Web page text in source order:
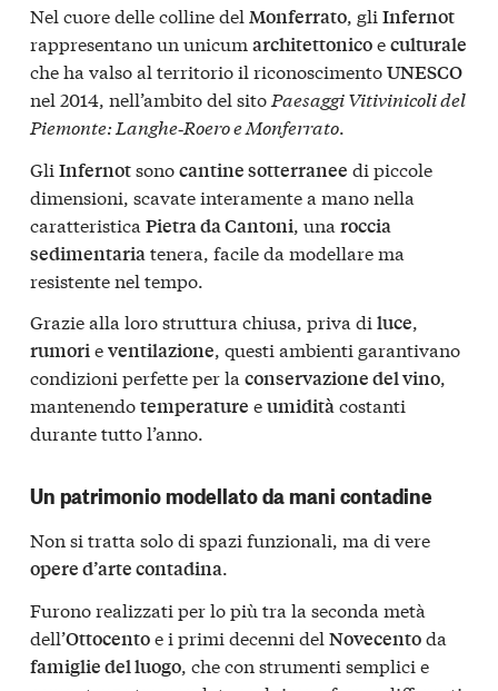
Nel cuore delle colline del Monferrato, gli Infernot
rappresentano un unicum architettonicoeculturale
che ha valso al territorio il riconoscimentoUNESCO
nel 2014, nell’ambito del sito Paesaggi Vitivinicoli del
Piemonte: Langhe‑Roero e Monferrato.
Gli Infernotsonocantine sotterranee di piccole
dimensioni, scavate interamente a mano nella
caratteristica Pietra da Cantoni , una roccia
sedimentaria tenera, facile da modellare ma
resistente nel tempo.
Grazie alla loro struttura chiusa, priva di luce,
rumorieventilazione, questi ambienti garantivano
condizioni perfette per la conservazione del vino,
mantenendotemperature eumiditàcostanti
durante tutto l’anno.
Un patrimonio modellato da mani contadine
Non si tratta solo di spazi funzionali, ma di vere
opere d’arte contadina.
Furono realizzati per lo più tra la seconda metà
dell’Ottocentoe i primi decenni del Novecentoda
famiglie del luogo, che con strumenti semplici e